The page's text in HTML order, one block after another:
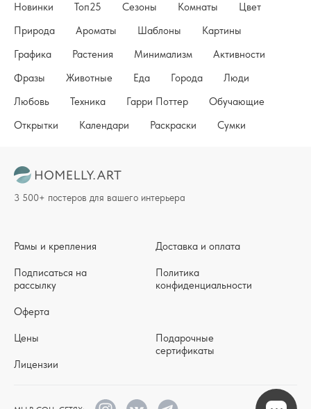
Новинки Топ25 Сезоны Комнаты
Цвет
Природа
Ароматы Шаблоны
Картины
Графика
Растения Минимализм
Активности
Фразы
Животные Еда Города
Люди
Любовь
Техника Гарри Поттер
Обучающие
Открытки
Календари Раскраски Сумки
Рамы и крепления
Подписаться на
рассылку
Оферта
Доставка и оплата
Политика
конфиденциальности
Цены
Лицензии
Подарочные
сертификаты
3 500+ постеров для вашего интерьера